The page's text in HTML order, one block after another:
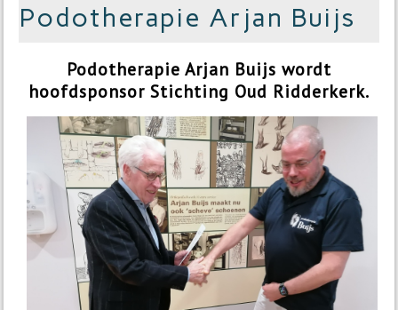
Podotherapie Arjan Buijs
Podotherapie Arjan Buijs wordt
hoofdsponsor Stichting Oud Ridderkerk.